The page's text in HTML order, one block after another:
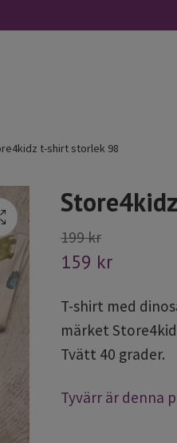
t-shirt storlek 98
199 kr
159 kr
T-shirt med
märket
Tvätt 40 grader.
Tyvärr är denna